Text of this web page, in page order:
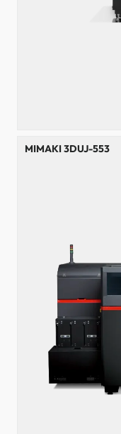
MIMAKI 3DUJ-553